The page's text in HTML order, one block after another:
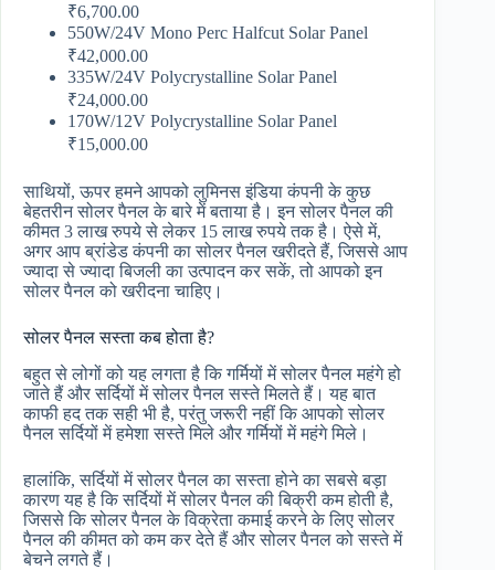
₹6,700.00
550W/24V Mono Perc Halfcut Solar Panel
₹42,000.00
335W/24V Polycrystalline Solar Panel
₹24,000.00
170W/12V Polycrystalline Solar Panel
₹15,000.00
साथियों, ऊपर हमने आपको लुमिनस इंडिया कंपनी के कुछ
बेहतरीन सोलर पैनल के बारे में बताया है। इन सोलर पैनल की
कीमत 3 लाख रुपये से लेकर 15 लाख रुपये तक है। ऐसे में,
अगर आप ब्रांडेड कंपनी का सोलर पैनल खरीदते हैं, जिससे आप
ज्यादा से ज्यादा बिजली का उत्पादन कर सकें, तो आपको इन
सोलर पैनल को खरीदना चाहिए।
सोलर पैनल सस्ता कब होता है?
बहुत से लोगों को यह लगता है कि गर्मियों में सोलर पैनल महंगे हो
जाते हैं और सर्दियों में सोलर पैनल सस्ते मिलते हैं। यह बात
काफी हद तक सही भी है, परंतु जरूरी नहीं कि आपको सोलर
पैनल सर्दियों में हमेशा सस्ते मिले और गर्मियों में महंगे मिले।
हालांकि, सर्दियों में सोलर पैनल का सस्ता होने का सबसे बड़ा
कारण यह है कि सर्दियों में सोलर पैनल की बिक्री कम होती है,
जिससे कि सोलर पैनल के विक्रेता कमाई करने के लिए सोलर
पैनल की कीमत को कम कर देते हैं और सोलर पैनल को सस्ते में
बेचने लगते हैं।